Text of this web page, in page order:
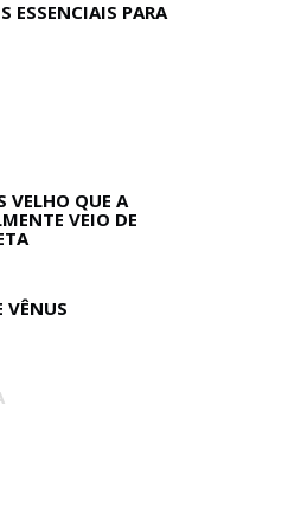
ESSENCIAIS PARA
VELHO QUE A
VEIO DE
VÊNUS